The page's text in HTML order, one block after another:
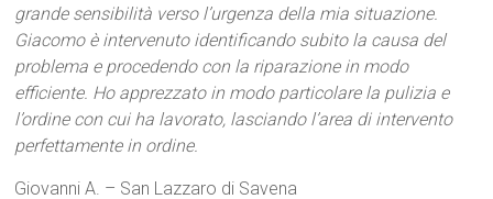
grande sensibilità verso l’urgenza della mia situazione.
Giacomo è intervenuto identificando subito la causa del
problema e procedendo con la riparazione in modo
efficiente. Ho apprezzato in modo particolare la pulizia e
l’ordine con cui ha lavorato, lasciando l’area di intervento
perfettamente in ordine.
Giovanni A. – San Lazzaro di Savena